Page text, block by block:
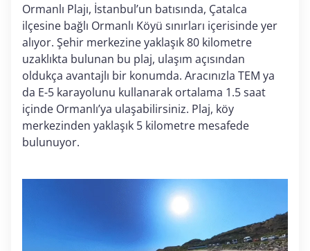
Ormanlı Plajı, İstanbul’un batısında, Çatalca
ilçesine bağlı Ormanlı Köyü sınırları içerisinde yer
alıyor. Şehir merkezine yaklaşık 80 kilometre
uzaklıkta bulunan bu plaj, ulaşım açısından
oldukça avantajlı bir konumda. Aracınızla TEM ya
da E-5 karayolunu kullanarak ortalama 1.5 saat
içinde Ormanlı’ya ulaşabilirsiniz. Plaj, köy
merkezinden yaklaşık 5 kilometre mesafede
bulunuyor.